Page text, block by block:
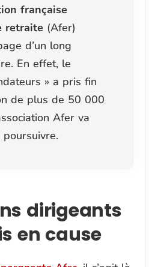
française
retraite (Afer)
d’un long
En effet, le
» a pris fin
de plus de 50 000
Afer va
dirigeants
en cause